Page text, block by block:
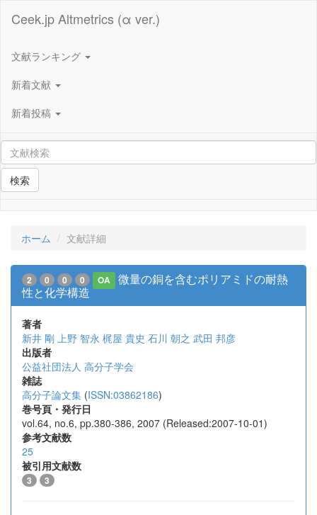
Ceek.jp Altmetrics (α ver.)
文献ランキング
新着文献
新着投稿
検索
ホーム 文献詳細
2 0 0 0 OA
微量の銅を含むポリアミドの耐熱
性と化学構造
著者
新井 剛 上野 智永 梶屋 貴史 石川 朝之 武田 邦彦
出版者
公益社団法人 高分子学会
雑誌
高分子論文集 (ISSN:03862186)
巻号頁・発行日
vol.64, no.6, pp.380-386, 2007 (Released:2007-10-01)
参考文献数
25
被引用文献数
3 3